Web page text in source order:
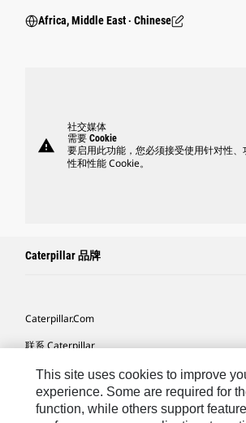
Africa, Middle East ‧ Chinese
warning
社交媒体
需要 Cookie
要启用此功能，您必须接受使用针对性、
性和性能 Cookie。
Caterpillar 品牌
Caterpillar.com
联系 Caterpillar
我的营销首选项
站点地图
This site uses cookies to improve
experience. Some are required for
function, while others support